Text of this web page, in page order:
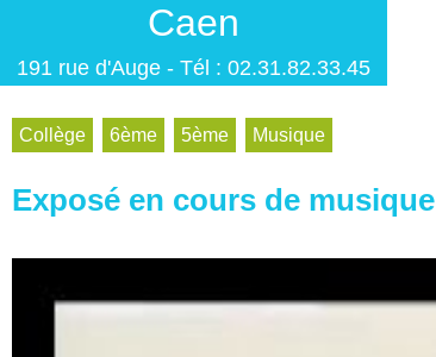
Caen
191 rue d'Auge - Tél : 02.31.82.33.45
Collège 6ème 5ème Musique
Exposé en cours de musique